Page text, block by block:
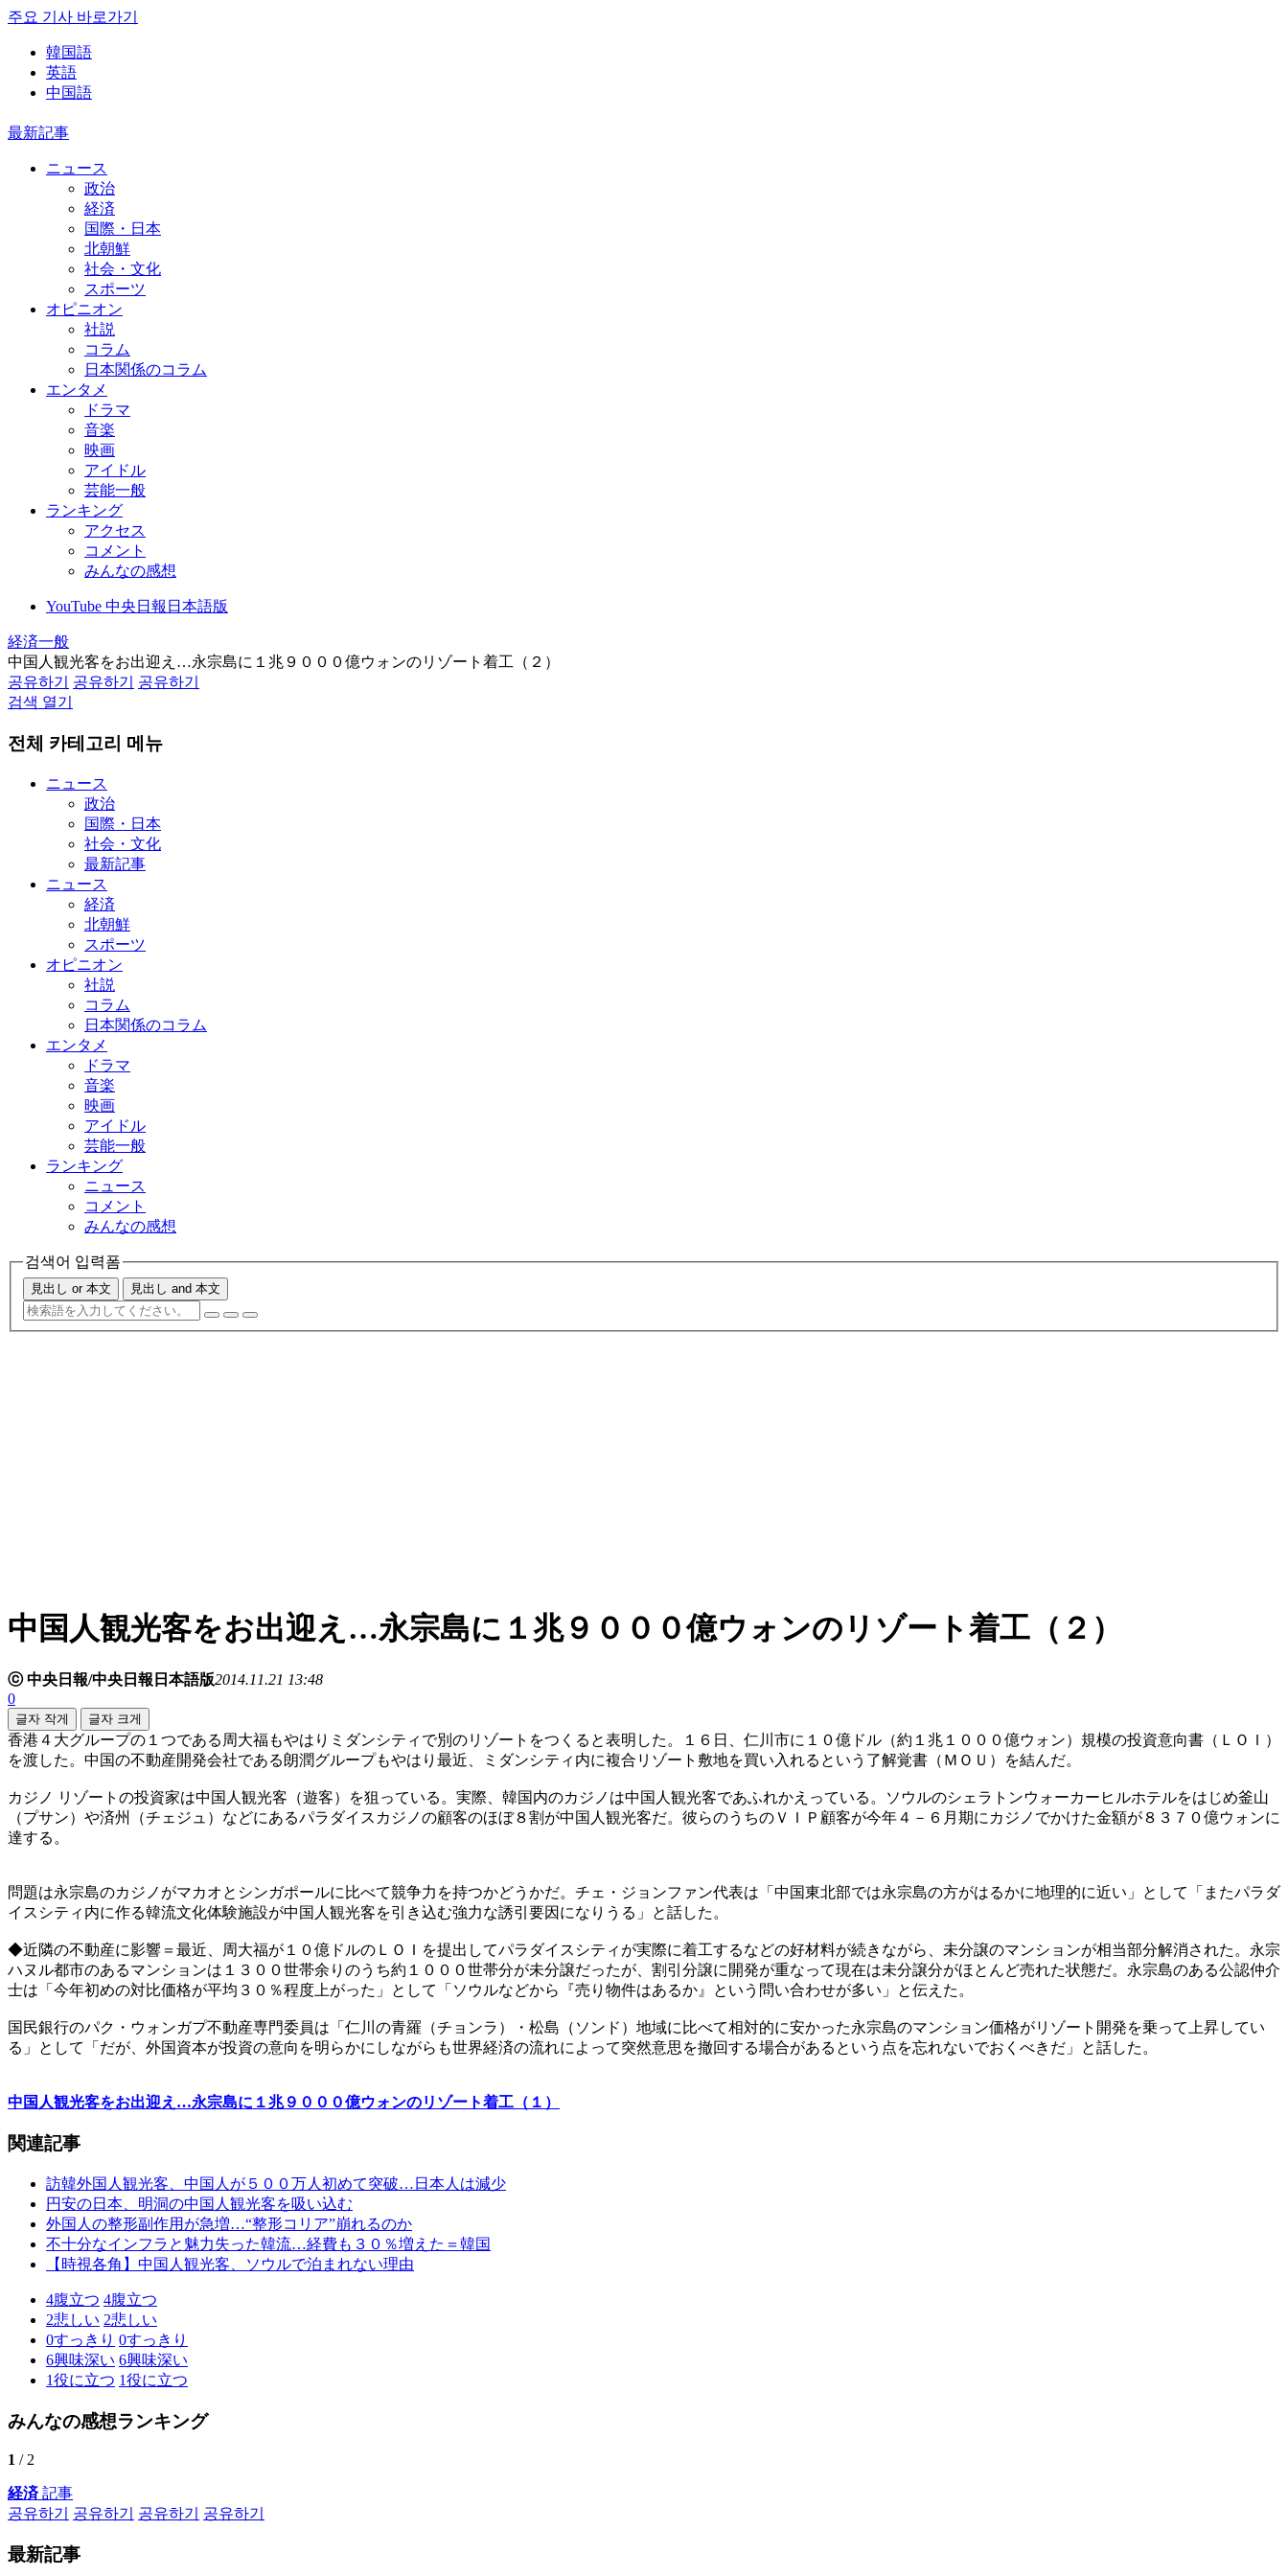
주요 기사 바로가기
韓国語
英語
中国語
最新記事
ニュース
政治
経済
国際・日本
北朝鮮
社会・文化
スポーツ
オピニオン
社説
コラム
日本関係のコラム
エンタメ
ドラマ
音楽
映画
アイドル
芸能一般
ランキング
アクセス
コメント
みんなの感想
YouTube 中央日報日本語版
経済一般
中国人観光客をお出迎え…永宗島に１兆９０００億ウォンのリゾート着工（２）
공유하기
공유하기
공유하기
검색 열기
전체 카테고리 메뉴
ニュース
政治
国際・日本
社会・文化
最新記事
ニュース
経済
北朝鮮
スポーツ
オピニオン
社説
コラム
日本関係のコラム
エンタメ
ドラマ
音楽
映画
アイドル
芸能一般
ランキング
ニュース
コメント
みんなの感想
검색어 입력폼
見出し or 本文 見出し and 本文
中国人観光客をお出迎え…永宗島に１兆９０００億ウォンのリゾート着工（２）
ⓒ 中央日報/中央日報日本語版2014.11.21 13:48
0
글자 작게 글자 크게
香港４大グループの１つである周大福もやはりミダンシティで別のリゾートをつくると表明した。１６日、仁川市に１０億ドル（約１兆１０００億ウォン）規模の投資意向書（ＬＯＩ）
を渡した。中国の不動産開発会社である朗潤グループもやはり最近、ミダンシティ内に複合リゾート敷地を買い入れるという了解覚書（ＭＯＵ）を結んだ。
カジノ リゾートの投資家は中国人観光客（遊客）を狙っている。実際、韓国内のカジノは中国人観光客であふれかえっている。ソウルのシェラトンウォーカーヒルホテルをはじめ釜山
（プサン）や済州（チェジュ）などにあるパラダイスカジノの顧客のほぼ８割が中国人観光客だ。彼らのうちのＶＩＰ顧客が今年４－６月期にカジノでかけた金額が８３７０億ウォンに
達する。
問題は永宗島のカジノがマカオとシンガポールに比べて競争力を持つかどうかだ。チェ・ジョンファン代表は「中国東北部では永宗島の方がはるかに地理的に近い」として「またパラダ
イスシティ内に作る韓流文化体験施設が中国人観光客を引き込む強力な誘引要因になりうる」と話した。
◆近隣の不動産に影響＝最近、周大福が１０億ドルのＬＯＩを提出してパラダイスシティが実際に着工するなどの好材料が続きながら、未分譲のマンションが相当部分解消された。永宗
ハヌル都市のあるマンションは１３００世帯余りのうち約１０００世帯分が未分譲だったが、割引分譲に開発が重なって現在は未分譲分がほとんど売れた状態だ。永宗島のある公認仲介
士は「今年初めの対比価格が平均３０％程度上がった」として「ソウルなどから『売り物件はあるか』という問い合わせが多い」と伝えた。
国民銀行のパク・ウォンガプ不動産専門委員は「仁川の青羅（チョンラ）・松島（ソンド）地域に比べて相対的に安かった永宗島のマンション価格がリゾート開発を乗って上昇してい
る」として「だが、外国資本が投資の意向を明らかにしながらも世界経済の流れによって突然意思を撤回する場合があるという点を忘れないでおくべきだ」と話した。
中国人観光客をお出迎え…永宗島に１兆９０００億ウォンのリゾート着工（１）
関連記事
訪韓外国人観光客、中国人が５００万人初めて突破…日本人は減少
円安の日本、明洞の中国人観光客を吸い込む
外国人の整形副作用が急増…“整形コリア”崩れるのか
不十分なインフラと魅力失った韓流…経費も３０％増えた＝韓国
【時視各角】中国人観光客、ソウルで泊まれない理由
4腹立つ 4腹立つ
2悲しい 2悲しい
0すっきり 0すっきり
6興味深い 6興味深い
1役に立つ 1役に立つ
みんなの感想ランキング
1 / 2
経済記事
공유하기
공유하기 공유하기 공유하기
最新記事